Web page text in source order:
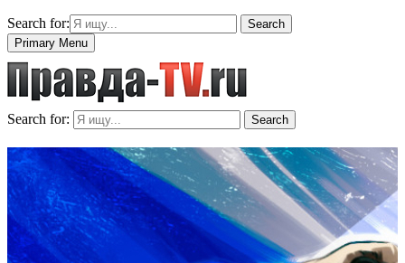
Search for:
Search
Primary Menu
Search for: Search